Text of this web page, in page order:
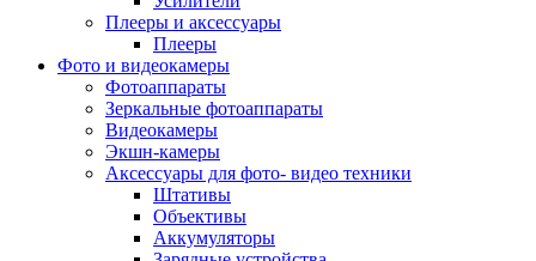
Аксессуары для смартфонов и планшетов
Внешние аккумуляторы
Гарнитуры для телефонов
Держатели и подставки
Док станции
Зарядные устройства
Защитные стекла для смартфонов
Кабели и шлейфы
Моноподы
Пленки для планшетов
Прочие аксессуары для телефонов
Стилусы
Плееры и аксессуары
Плееры
Фото и видеокамеры
Фотоаппараты
Зеркальные фотоаппараты
Видеокамеры
Экшн-камеры
Аксессуары для фото- видео техники
Штативы
Объективы
Аккумуляторы